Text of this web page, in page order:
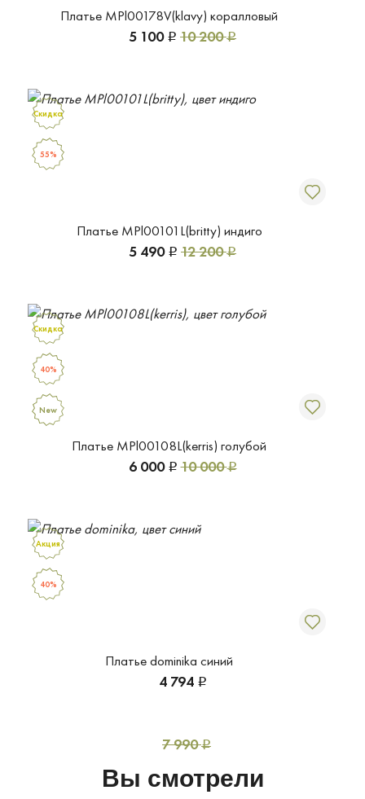
Платье MPl00178V(klavy) коралловый
5 100 Р 10 200Р
Платье MPl00101L(britty) индиго
5 490 Р 12 200Р
Скидка
55%
Платье MPl00108L(kerris) голубой
6 000 Р 10 000Р
Скидка
40%
New
Платье dominika синий
4 794 Р
7 990Р
Акция
40%
Вы смотрели